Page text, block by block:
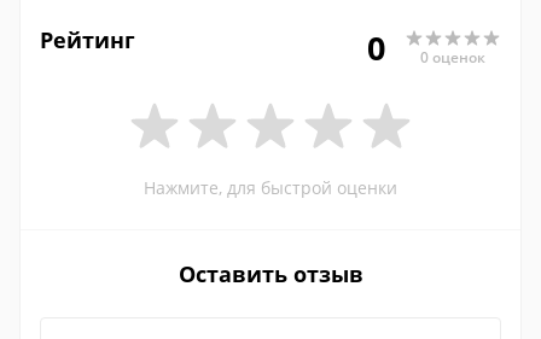
Рейтинг 0 0 оценок
Нажмите, для быстрой оценки
Оставить отзыв